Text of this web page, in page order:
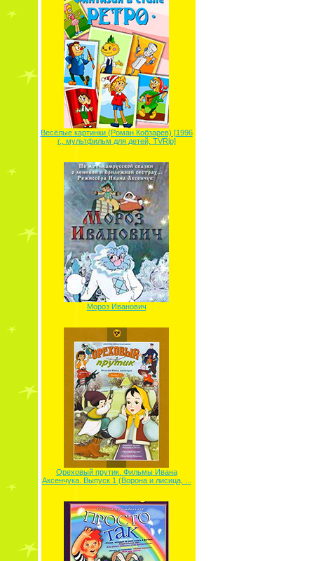
Весёлые картинки (Роман Кобзарев) [1996
г., мультфильм для детей, TVRip]
Мороз Иванович
Ореховый прутик. Фильмы Ивана
Аксенчука. Выпуск 1 (Ворона и лисица, ...